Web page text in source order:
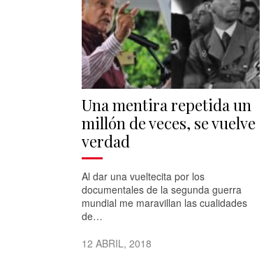
Una mentira repetida un
millón de veces, se vuelve
verdad
Al dar una vueltecita por los
documentales de la segunda guerra
mundial me maravillan las cualidades
de…
12 ABRIL, 2018